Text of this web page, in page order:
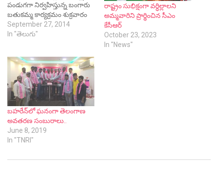
పండుగగా నిర్వహిస్తున్న బంగారు
బతుకమ్మ కార్యక్రమం శుక్రవారం
సాయంత్రం వరంగల్‌లోని
వేయిస్థంభాల గుడిలో అంగరంగ
కల్వకుంట్ల కవిత మాట్లాడుతూ
బతుకమ్మ పండుగకు తెలంగాణ
రాష్ట్ర ప్రభుత్వం ప్రపంచ ప్రఖ్యాతి
తీసుకువచ్చిందని చెప్పారు. అటు
రాష్ట్రవ్యాప్తంగా బతుకమ్మ
ఉత్సవాలు వేర్వేరు చోట్ల
శోభాయమానంగా నిర్వహించారు.
హైదరాబాద్ తెలంగాణ భవన్‌లో
తెలంగాణ…
September 27, 2014
In "తెలుగు"
రాష్ట్రం సుభిక్షంగా వర్ధిల్లాలని
అమ్మవారిని ప్రార్థించిన సీఎం
కేసీఆర్
October 23, 2023
In "News"
బహరేన్‌లో ఘనంగా తెలంగాణ
అవతరణ సంబురాలు..
June 8, 2019
In "TNRI"